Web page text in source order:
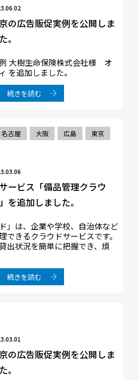
の広告販促実例を公開しま
。
大樹生命保険株式会社様 オ
を追加しました。
続きを読む
名古屋 大阪 広島
東京
ービス「備品管理クラウ
を追加しました。
」は、企業や学校、自治体など
できるクラウドサービスです。
出状況を簡単に把握でき、煩
続きを読む
の広告販促実例を公開しま
。